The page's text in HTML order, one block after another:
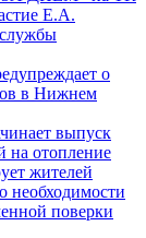
Е.А.
о
в Нижнем
выпуск
на отопление
жителей
необходимости
поверки